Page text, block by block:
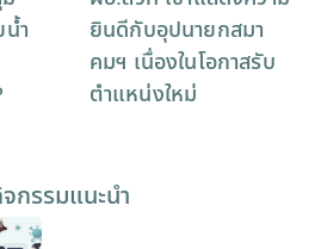
ำ
ยินดีกับอุปนายกสมา
คมฯ เนื่องในโอกาสรับ
ตำแหน่งใหม่
กรรมแนะนำ